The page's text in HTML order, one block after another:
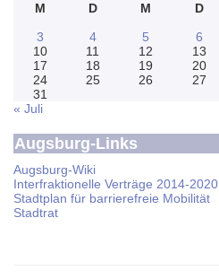
M
D M D
3
4 5 6
10
11 12 13
17
18 19 20
24
25 26 27
31
« Juli
Augsburg-Links
Augsburg-Wiki
Interfraktionelle Verträge 2014-2020
Stadtplan für barrierefreie Mobilität
Stadtrat